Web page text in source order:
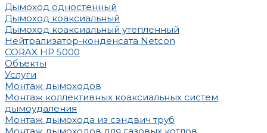
Дымоход одностенный
Дымоход коаксиальный
Дымоход коаксиальный утепленный
Нейтрализатор-конденсата Netcon
CORAX HP 5000
Объекты
Услуги
Монтаж дымоходов
Монтаж коллективных коаксиальных систем
дымоудаления
Монтаж дымохода из сэндвич труб